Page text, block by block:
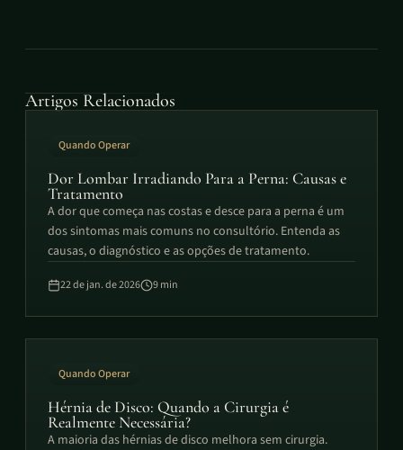
Artigos Relacionados
Quando Operar
Dor Lombar Irradiando Para a Perna: Causas e
Tratamento
A dor que começa nas costas e desce para a perna é um
dos sintomas mais comuns no consultório. Entenda as
causas, o diagnóstico e as opções de tratamento.
22 de jan. de 2026 9min
Quando Operar
Hérnia de Disco: Quando a Cirurgia é
Realmente Necessária?
A maioria das hérnias de disco melhora sem cirurgia.